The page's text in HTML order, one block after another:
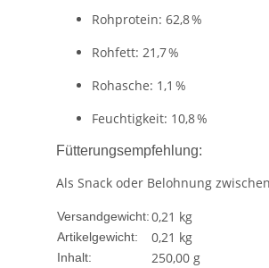
Rohprotein: 62,8 %
Rohfett: 21,7 %
Rohasche: 1,1 %
Feuchtigkeit: 10,8 %
Fütterungsempfehlung:
Als Snack oder Belohnung
Versandgewicht:0,21 kg
Artikelgewicht: 0,21 kg
Inhalt: 250,00 g